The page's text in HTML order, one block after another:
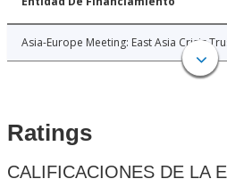
Asia-Europe Meeting: East Asia Crisis
Ratings
CALIFICACIONES DE LA